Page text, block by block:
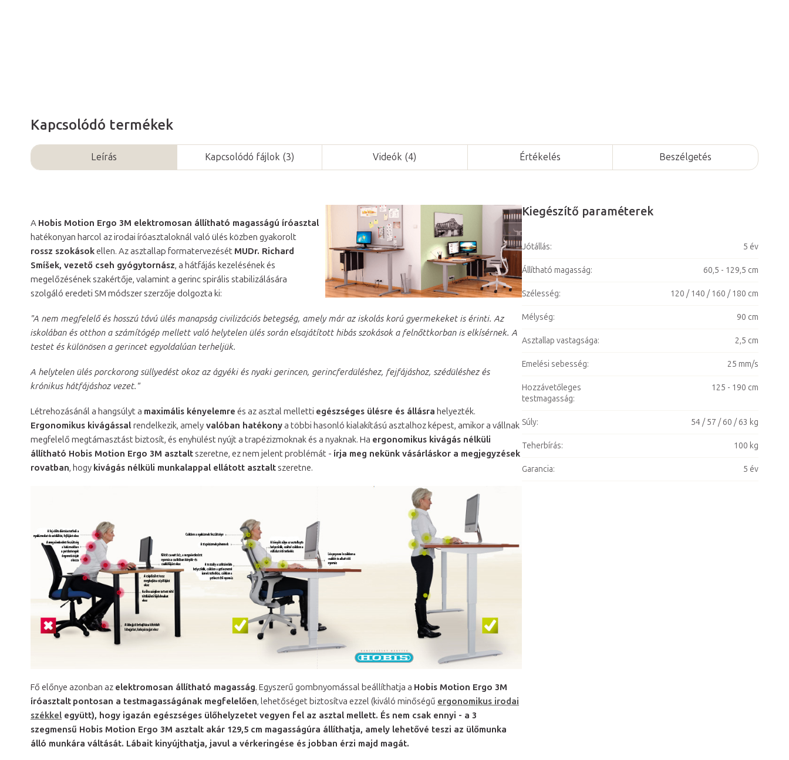
Kapcsolódó termékek
Leírás Kapcsolódó fájlok (3) Videók (4) Értékelés Beszélgetés
A Hobis Motion Ergo 3M elektromosan állítható magasságú íróasztal
hatékonyan harcol az irodai íróasztaloknál való ülés közben gyakorolt
rossz szokásokellen. Az asztallap formatervezését MUDr. Richard
Smíšek, vezető cseh gyógytornász, a hátfájás kezelésének és
megelőzésének szakértője, valamint a gerinc spirális stabilizálására
szolgáló eredeti SM módszer szerzője dolgozta ki:
"A nem megfelelő és hosszú távú ülés manapság civilizációs betegség, amely már az iskolás korú gyermekeket is érinti. Az
iskolában és otthon a számítógép mellett való helytelen ülés során elsajátított hibás szokások a felnőttkorban is elkísérnek. A
testet és különösen a gerincet egyoldalúan terheljük.
A helytelen ülés porckorong süllyedést okoz az ágyéki és nyaki gerincen, gerincferdüléshez, fejfájáshoz, szédüléshez és
krónikus hátfájáshoz vezet."
Létrehozásánál a hangsúlyt a maximális kényelemre és az asztal melletti egészséges ülésre és állásra helyezték.
Ergonomikus kivágással rendelkezik, amely valóban hatékonya többi hasonló kialakítású asztalhoz képest, amikor a vállnak
megfelelő megtámasztást biztosít, és enyhülést nyújt a trapézizmoknak és a nyaknak. Ha ergonomikus kivágás nélküli
állítható Hobis Motion Ergo 3M asztaltszeretne, ez nem jelent problémát - írja meg nekünk vásárláskor a megjegyzések
rovatban, hogy kivágás nélküli munkalappal ellátott asztaltszeretne.
Fő előnye azonban az elektromosan állítható magasság. Egyszerű gombnyomással beállíthatja a Hobis Motion Ergo 3M
íróasztalt pontosan a testmagasságának megfelelően, lehetőséget biztosítva ezzel (kiváló minőségű ergonomikus irodai
székkel együtt), hogy igazán egészséges ülőhelyzetet vegyen fel az asztal mellett. És nem csak ennyi - a 3
szegmensű Hobis Motion Ergo 3M asztalt akár 129,5 cm magasságúra állíthatja, amely lehetővé teszi az ülőmunka
álló munkára váltását. Lábait kinyújthatja, javul a vérkeringése és jobban érzi majd magát.
Kiegészítő paraméterek
Jótállás: 5 év
Állítható magasság: 60,5 - 129,5 cm
Szélesség: 120 / 140 / 160 / 180 cm
Mélység: 90 cm
Asztallap vastagsága: 2,5 cm
Emelési sebesség: 25 mm/s
Hozzávetőleges
testmagasság:
125 - 190 cm
Súly: 54 / 57 / 60 / 63 kg
Teherbírás: 100 kg
Garancia: 5 év